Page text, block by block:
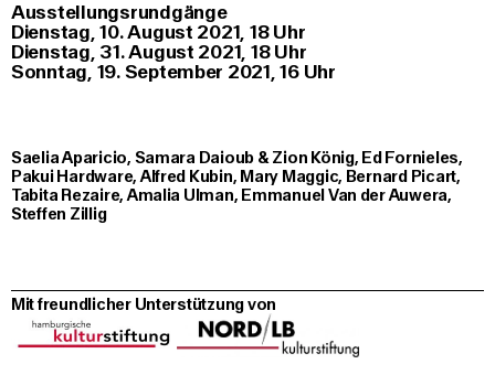
Ausstellungsrundgänge
Dienstag, 10. August 2021, 18 Uhr
Dienstag, 31. August 2021, 18 Uhr
Sonntag, 19. September 2021, 16 Uhr
Saelia Aparicio, Samara Daioub & Zion König, Ed Fornieles,
Pakui Hardware, Alfred Kubin, Mary Maggic, Bernard Picart,
Tabita Rezaire, Amalia Ulman, Emmanuel Van der Auwera,
Steffen Zillig
Mit freundlicher Unterstützung von